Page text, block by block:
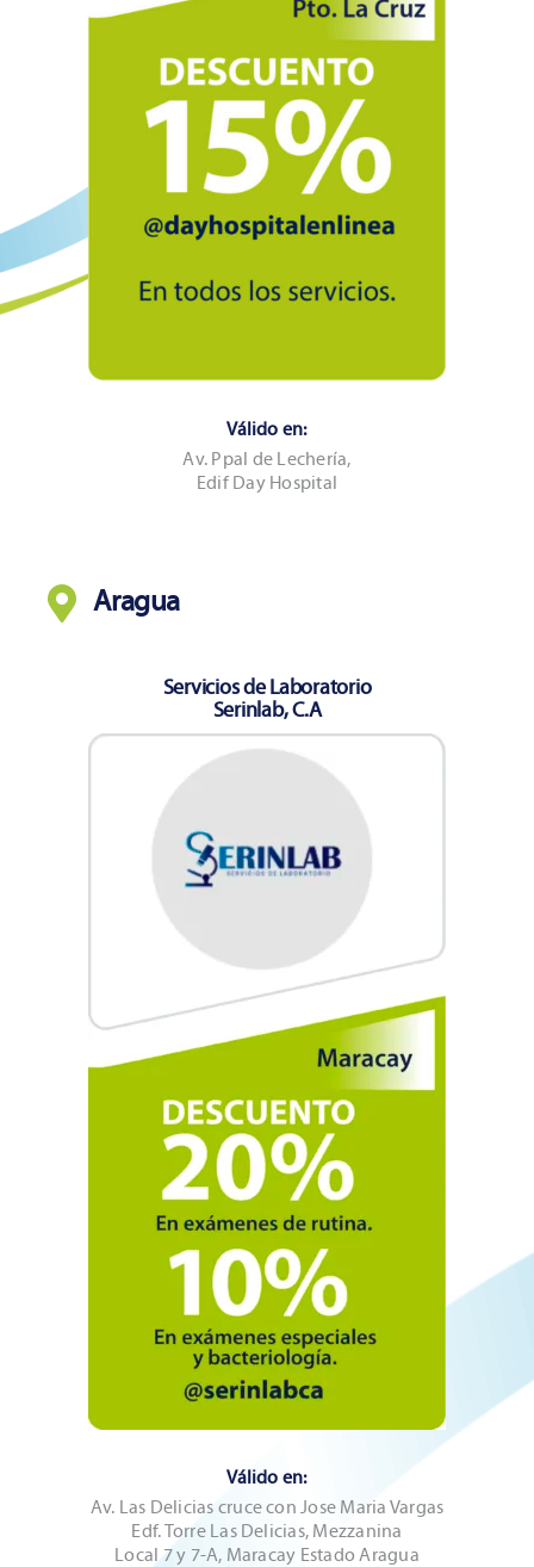
Válido en:
Av. Ppal de Lechería,
Edif Day Hospital
Aragua
Servicios de Laboratorio
Serinlab, C.A
Válido en:
Av. Las Delicias cruce con Jose Maria Vargas
Edf. Torre Las Delicias, Mezzanina
Local 7 y 7-A, Maracay Estado Aragua